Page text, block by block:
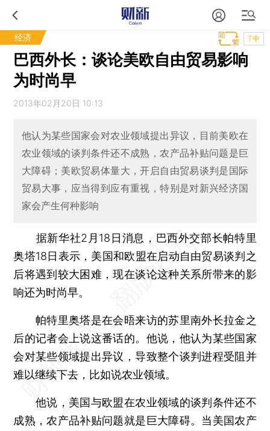
经济 T中
巴西外长：谈论美欧自由贸易影响
为时尚早
2013年02月20日 10:13
他认为某些国家会对农业领域提出异议，目前美欧在
农业领域的谈判条件还不成熟，农产品补贴问题是巨
大障碍；美欧贸易体量大，开启自由贸易谈判是国际
贸易大事，应当得到应有重视，特别是对新兴经济国
家会产生何种影响
据新华社2月18日消息，巴西外交部长帕特里
奥塔18日表示，美国和欧盟在启动自由贸易谈判之
后将遇到较大困难，现在谈论这种关系所带来的影
响还为时尚早。
帕特里奥塔是在会晤来访的苏里南外长拉金之
后的记者会上说这番话的。他说，他认为某些国家
会对某些领域提出异议，导致整个谈判进程受阻并
难以继续下去，比如说农业领域。
他说，美国与欧盟在农业领域的谈判条件还不
成熟，农产品补贴问题就是巨大障碍。当美国农产